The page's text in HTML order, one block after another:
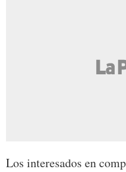
Los interesados en